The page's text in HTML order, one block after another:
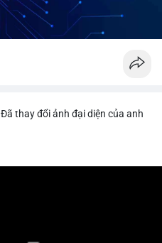
Đã thay đổi ảnh đại diện của anh